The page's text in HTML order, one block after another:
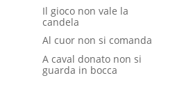
Il gioco non vale la
candela
Al cuor non si comanda
A caval donato non si
guarda in bocca